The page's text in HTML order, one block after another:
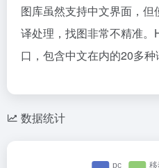
图库虽然支持中文界面，
译处理，找图非常不精准
口，包含中文在内的20多种
数据统计